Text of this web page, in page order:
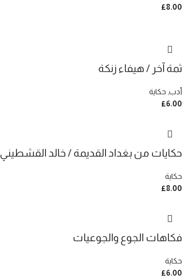
£8.00
ثمة آخر / هيفاء زنكة
أدب حكاية
£6.00
حكايات من بغداد القديمة / خالد القشطيني
حكاية
£8.00
فكاهات الجوع والجوعيات
حكاية
£6.00